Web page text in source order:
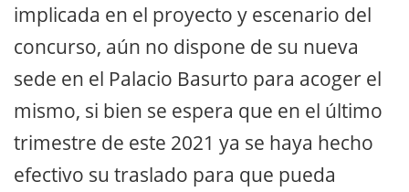
implicada en el proyecto y escenario del
concurso, aún no dispone de su nueva
sede en el Palacio Basurto para acoger el
mismo, si bien se espera que en el último
trimestre de este 2021 ya se haya hecho
efectivo su traslado para que pueda